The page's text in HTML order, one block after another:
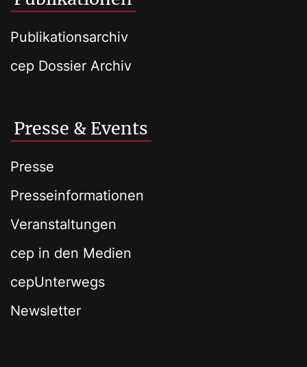
Publikationsarchiv
cep Dossier Archiv
Presse & Events
Presse
Presseinformationen
Veranstaltungen
cep in den Medien
cepUnterwegs
Newsletter